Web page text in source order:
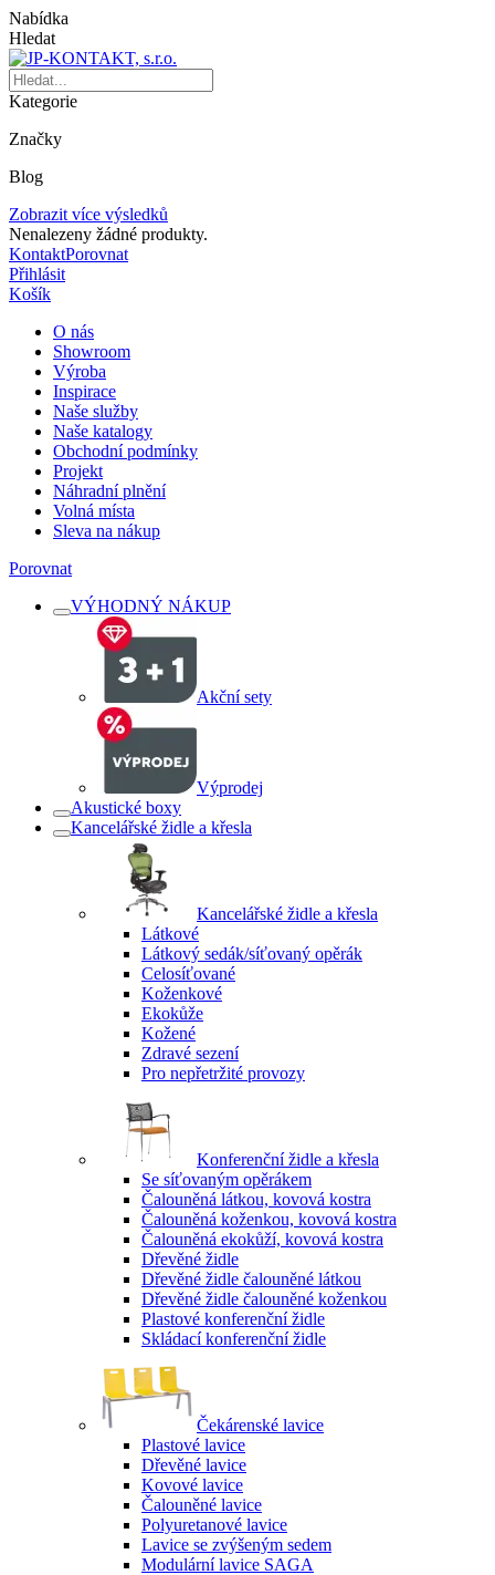
Nabídka
Hledat
Kategorie
Značky
Blog
Zobrazit více výsledků
Nenalezeny žádné produkty.
KontaktPorovnat
Přihlásit
Košík
O nás
Showroom
Výroba
Inspirace
Naše služby
Naše katalogy
Obchodní podmínky
Projekt
Náhradní plnění
Volná místa
Sleva na nákup
Porovnat
VÝHODNÝ NÁKUP
Akční sety
Výprodej
Akustické boxy
Kancelářské židle a křesla
Kancelářské židle a křesla
Látkové
Látkový sedák/síťovaný opěrák
Celosíťované
Koženkové
Ekokůže
Kožené
Zdravé sezení
Pro nepřetržité provozy
Konferenční židle a křesla
Se síťovaným opěrákem
Čalouněná látkou, kovová kostra
Čalouněná koženkou, kovová kostra
Čalouněná ekokůží, kovová kostra
Dřevěné židle
Dřevěné židle čalouněné látkou
Dřevěné židle čalouněné koženkou
Plastové konferenční židle
Skládací konferenční židle
Čekárenské lavice
Plastové lavice
Dřevěné lavice
Kovové lavice
Čalouněné lavice
Polyuretanové lavice
Lavice se zvýšeným sedem
Modulární lavice SAGA